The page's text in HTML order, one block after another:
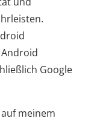
Google
meinem